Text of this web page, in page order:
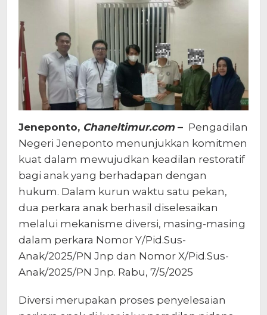
Diversi
Jeneponto, Chaneltimur.com– Pengadilan
Negeri Jeneponto menunjukkan komitmen
kuat dalam mewujudkan keadilan restoratif
bagi anak yang berhadapan dengan
hukum. Dalam kurun waktu satu pekan,
dua perkara anak berhasil diselesaikan
melalui mekanisme diversi, masing-masing
dalam perkara Nomor Y/Pid.Sus-
Anak/2025/PN Jnp dan Nomor X/Pid.Sus-
Anak/2025/PN Jnp. Rabu, 7/5/2025
Diversi merupakan proses penyelesaian